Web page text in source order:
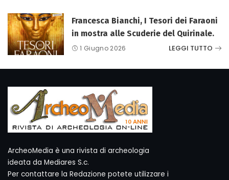
Francesca Bianchi, I Tesori dei Faraoni
in mostra alle Scuderie del Quirinale.
1 Giugno 2026 LEGGI TUTTO
ArcheoMedia è una rivista di archeologia
ideata da Mediares S.c.
Per contattare la Redazione potete utilizzare i